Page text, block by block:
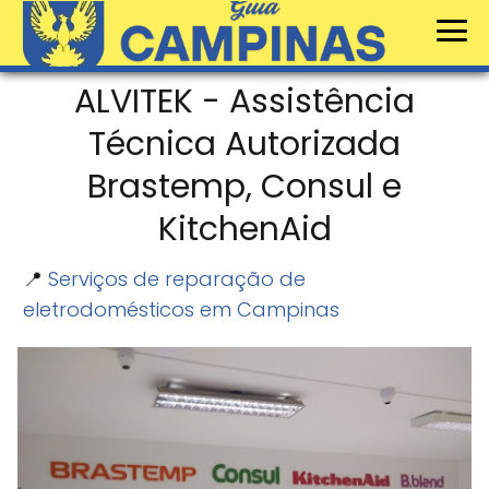
ALVITEK - Assistência
Técnica Autorizada
Brastemp, Consul e
KitchenAid
📍 Serviços de reparação de
eletrodomésticos em Campinas